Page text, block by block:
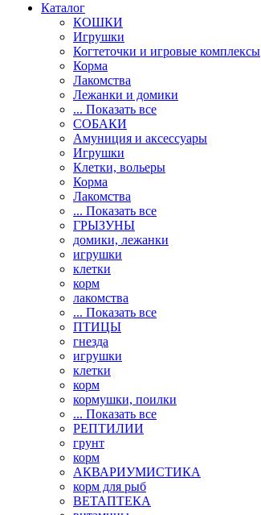
Каталог
КОШКИ
Игрушки
Когтеточки и игровые комплексы
Корма
Лакомства
Лежанки и домики
... Показать все
СОБАКИ
Амуниция и аксессуары
Игрушки
Клетки, вольеры
Корма
Лакомства
... Показать все
ГРЫЗУНЫ
домики, лежанки
игрушки
клетки
корм
лакомства
... Показать все
ПТИЦЫ
гнезда
игрушки
клетки
корм
кормушки, поилки
... Показать все
РЕПТИЛИИ
грунт
корм
АКВАРИУМИСТИКА
корм для рыб
ВЕТАПТЕКА